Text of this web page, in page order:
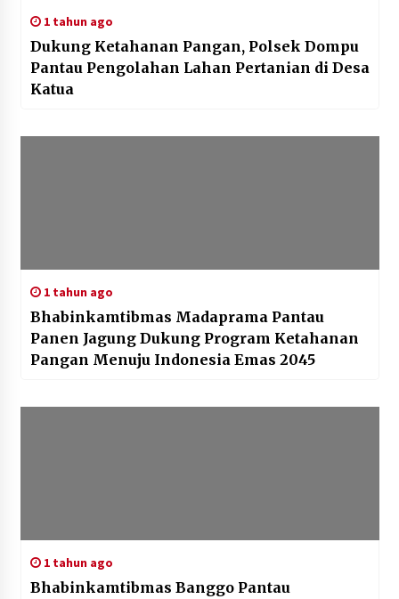
1 tahun ago
Dukung Ketahanan Pangan, Polsek Dompu
Pantau Pengolahan Lahan Pertanian di Desa
Katua
1 tahun ago
Bhabinkamtibmas Madaprama Pantau
Panen Jagung Dukung Program Ketahanan
Pangan Menuju Indonesia Emas 2045
1 tahun ago
Bhabinkamtibmas Banggo Pantau